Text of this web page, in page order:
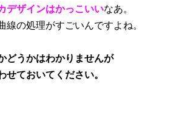
デザインはかっこいいなあ。
線の処理がすごいんですよね。
どうかはわかりませんが
せておいてください。